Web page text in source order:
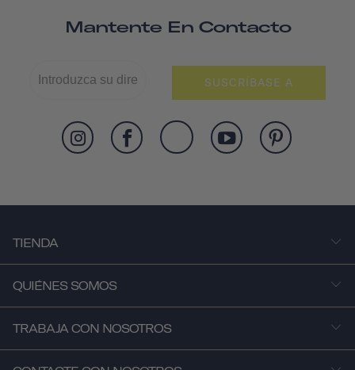
Mantente En Contacto
SUSCRÍBASE A
TIENDA
QUIÉNES SOMOS
TRABAJA CON NOSOTROS